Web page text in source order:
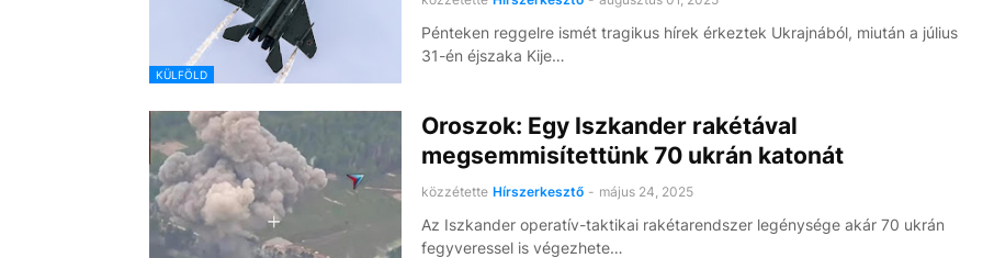
KÜLFÖLD
Pénteken reggelre ismét tragikus hírek érkeztek Ukrajnából, miután a július
31-én éjszaka Kije…
Oroszok: Egy Iszkander rakétával
megsemmisítettünk 70 ukrán katonát
közzétette Hírszerkesztő - május 24, 2025
Az Iszkander operatív-taktikai rakétarendszer legénysége akár 70 ukrán
fegyveressel is végezhete…